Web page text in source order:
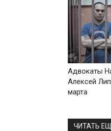
Адвокаты
Алексей
марта
ЧИТАТЬ